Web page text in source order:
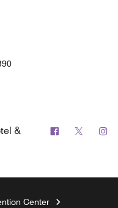
&
Facebook
Twitter
Center